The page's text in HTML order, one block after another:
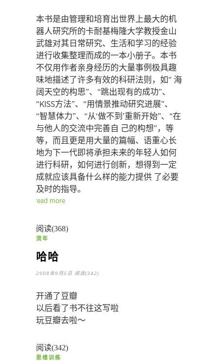
本书是由管理和培育出世界上最大的机
器人研究所的卡耐基梅隆大学教授金山
武雄对其日常研究、生活和学习的经验
进行收集整理而成的一本小册子。本书
不仅用作者亲身经历的大量事例极具趣
味地描述了许多有效的科研法则，如“ 海
阔天空的构思”、“跳出现有的成功”、
“KISS方法”、“用情景推动研究进展”、
“智慧体力”、“从‘做不到’重新开始”、“在
与他人的交流中完善自 己的构想”，等
等，而且更是用大量的篇幅、语重心长
地为下一代即将承担未来的年轻人如何
进行科研，如何进行创新，想得到一定
成就应该具备什么样的能力提供 了必要
及时的指导。
read more
阅读(368)
流年
哈哈
2008年9月5日 阅读(342)
开通了豆瓣
以后看了书不往这写啦
玩豆瓣去啦～
阅读(342)
思维训练